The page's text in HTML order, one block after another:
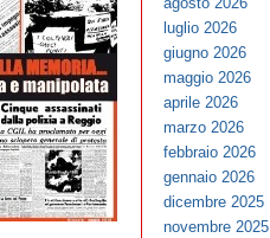
luglio 2026
giugno 2026
maggio 2026
aprile 2026
marzo 2026
febbraio 2026
gennaio 2026
dicembre 2025
novembre 2025